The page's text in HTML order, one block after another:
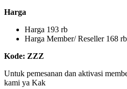
Harga
Harga 193 rb
Harga Member/ Reseller 168 rb
Kode: ZZZ
Untuk pemesanan dan aktivasi
kami ya Kak